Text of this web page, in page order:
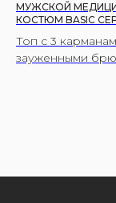
МУЖСКОЙ
КОСТЮМ BASIC
Топ с 3
зауженными